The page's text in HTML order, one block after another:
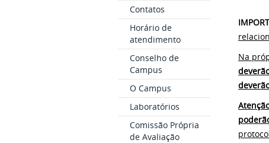
Contatos
Horário de
atendimento
Conselho de
Campus
O Campus
Laboratórios
Comissão Própria
de Avaliação
Na